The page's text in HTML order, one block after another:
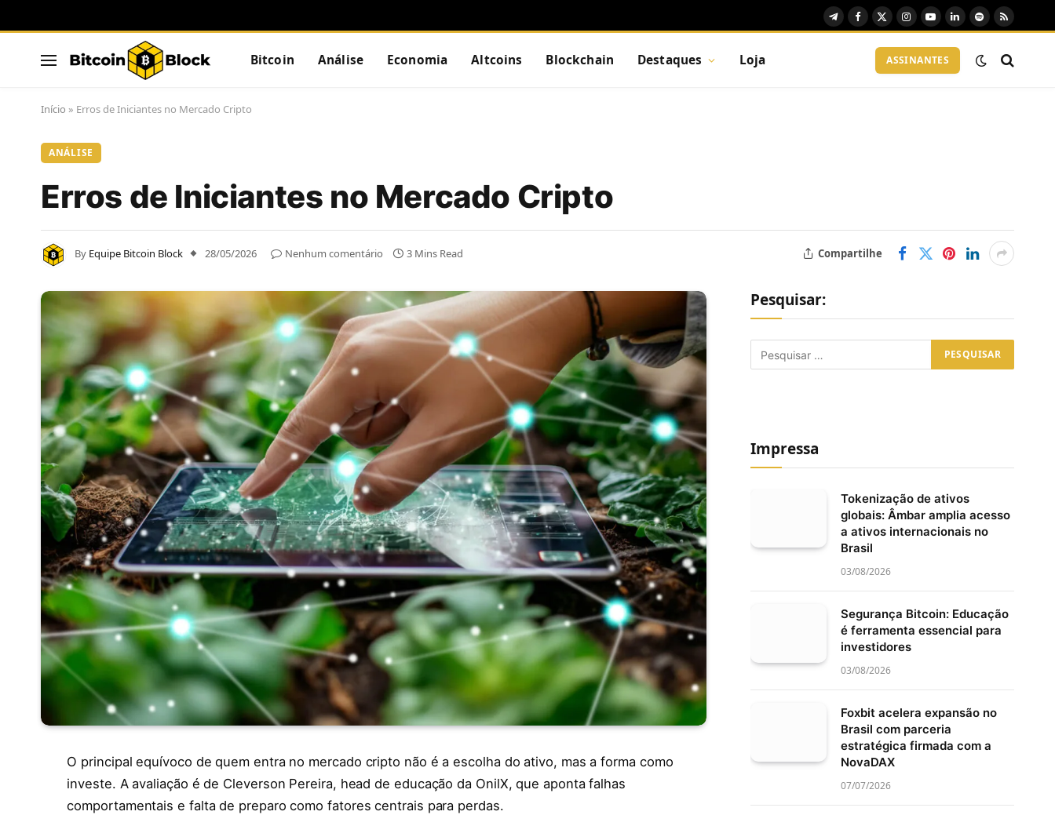
TelegramFacebook
X
Instagram
YouTubeLinkedIn
Spotify
RSS
Bitcoin Análise Economia Altcoins Blockchain Destaques Loja ASSINANTES
Início » Erros de Iniciantes no Mercado Cripto
ANÁLISE
Erros de Iniciantes no Mercado Cripto
By Equipe Bitcoin Block 28/05/2026 Nenhum comentário 3 Mins Read Compartilhe
O principal equívoco de quem entra no mercado cripto não é a escolha do ativo, mas a forma como
investe. A avaliação é de Cleverson Pereira, head de educação da OnilX, que aponta falhas
comportamentais e falta de preparo como fatores centrais para perdas.
Pesquisar:
Impressa
Tokenização de ativos
globais: Âmbar amplia acesso
a ativos internacionais no
Brasil
03/08/2026
Segurança Bitcoin: Educação
é ferramenta essencial para
investidores
03/08/2026
Foxbit acelera expansão no
Brasil com parceria
estratégica firmada com a
NovaDAX
07/07/2026